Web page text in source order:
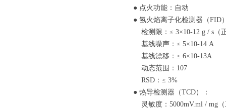
● 点火功能：自动
● 氢火焰离子化检测器（FID
检测限：≤ 3×10-12 g / s（
基线噪声：≤ 5×10-14 A
基线漂移：≤ 6×10-13A
动态范围：107
RSD：≤ 3%
● 热导检测器（TCD）：
灵敏度：5000mV.ml / mg